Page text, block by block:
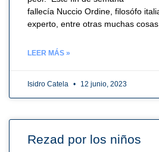
fallecía Nuccio Ordine, filosófo
experto, entre otras muchas
LEER MÁS »
Isidro Catela 12 junio, 2023
Rezad por los niños